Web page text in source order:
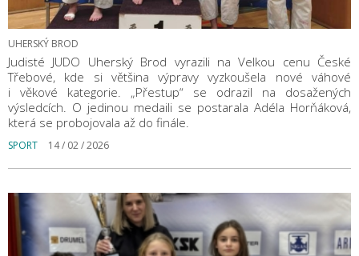
UHERSKÝ BROD
Judisté JUDO Uherský Brod vyrazili na Velkou cenu České
Třebové, kde si většina výpravy vyzkoušela nové váhové
i věkové kategorie. „Přestup“ se odrazil na dosažených
výsledcích. O jedinou medaili se postarala Adéla Horňáková,
která se probojovala až do finále.
SPORT 14 / 02 / 2026